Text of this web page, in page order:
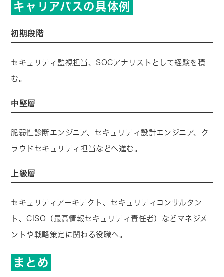
キャリアパスの具体例
初期段階
セキュリティ監視担当、SOCアナリストとして経験を積
む。
中堅層
脆弱性診断エンジニア、セキュリティ設計エンジニア、ク
ラウドセキュリティ担当などへ進む。
上級層
セキュリティアーキテクト、セキュリティコンサルタン
ト、CISO（最高情報セキュリティ責任者）などマネジメ
ントや戦略策定に関わる役職へ。
まとめ